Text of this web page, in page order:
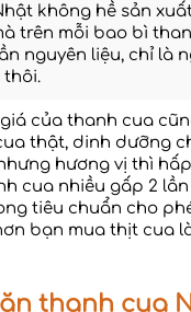
không hề sản
trên mỗi bao bì
nguyên liệu, chỉ là
thôi.
của thanh cua
thật, dinh dưỡng
hương vị thì
cua nhiều gấp 2
tiêu chuẩn cho
bạn mua thịt cua
thanh cua